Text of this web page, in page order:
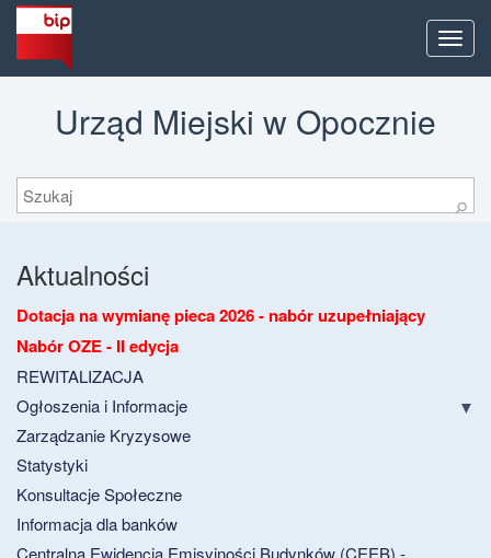
Menu
Urząd Miejski w Opocznie
Szukaj
⚲
Aktualności
Dotacja na wymianę pieca 2026 - nabór uzupełniający
Nabór OZE - II edycja
REWITALIZACJA
Ogłoszenia i Informacje
Zarządzanie Kryzysowe
Statystyki
Konsultacje Społeczne
Informacja dla banków
Centralna Ewidencja Emisyjności Budynków (CEEB) -